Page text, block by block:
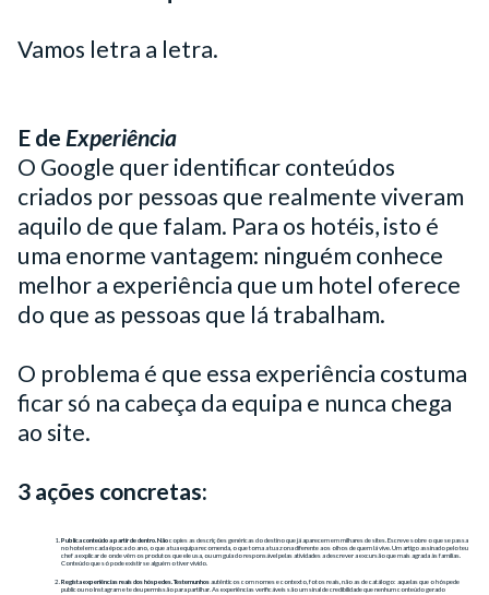
Vamos letra a letra.
E deExperiência
O Google quer identificar conteúdos
criados por pessoas que realmente viveram
aquilo de que falam. Para os hotéis, isto é
uma enorme vantagem: ninguém conhece
melhor a experiência que um hotel oferece
do que as pessoas que lá trabalham.
O problema é que essa experiência costuma
ficar só na cabeça da equipa e nunca chega
ao site.
3 ações concretas:
Publica conteúdo a partir de dentro. Nãocopies as descrições genéricas do destino que já aparecem em milhares de sites. Escreve sobre o que se passa
no hotel em cada época do ano, o que a tua equipa recomenda, o que torna a tua zona diferente aos olhos de quem lá vive. Um artigo assinado pelo teu
chef a explicar de onde vêm os produtos que ele usa, ou um guia do responsável pelas atividades a descrever a excursão que mais agrada às famílias.
Conteúdo que só pode existir se alguém o tiver vivido.
Regista experiências reais dos hóspedes. Testemunhos autênticos com nomes e contexto, fotos reais, não as de catálogo: aquelas que o hóspede
publicou no Instagram e te deu permissão para partilhar. As experiências verificáveis são um sinal de credibilidade que nenhum conteúdo gerado